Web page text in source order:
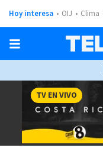
Hoy interesa OIJ Clima
TV EN VIVO